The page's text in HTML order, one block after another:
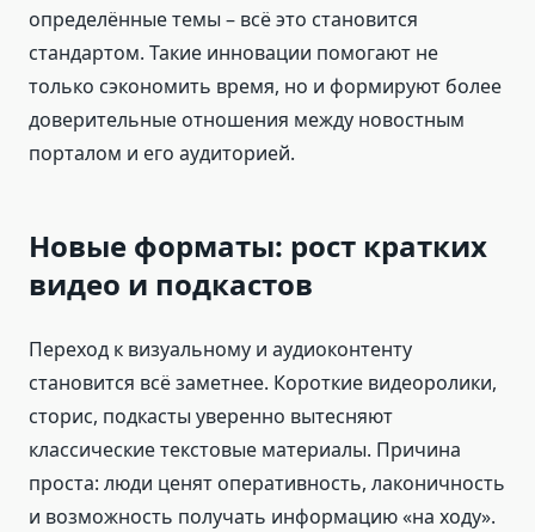
определённые темы – всё это становится
стандартом. Такие инновации помогают не
только сэкономить время, но и формируют более
доверительные отношения между новостным
порталом и его аудиторией.
Новые форматы: рост кратких
видео и подкастов
Переход к визуальному и аудиоконтенту
становится всё заметнее. Короткие видеоролики,
сторис, подкасты уверенно вытесняют
классические текстовые материалы. Причина
проста: люди ценят оперативность, лаконичность
и возможность получать информацию «на ходу».